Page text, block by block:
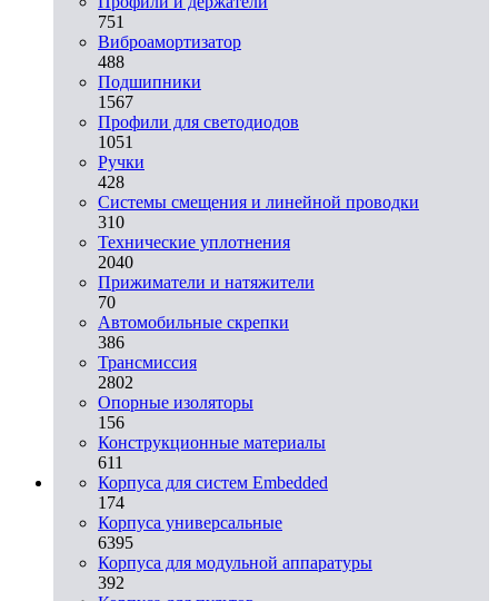
751
Виброамортизатор
488
Подшипники
1567
Профили для светодиодов
1051
Ручки
428
Системы смещения и линейной проводки
310
Технические уплотнения
2040
Прижиматели и натяжители
70
Автомобильные скрепки
386
Трансмиссия
2802
Опорные изоляторы
156
Конструкционные материалы
611
Корпуса для систем Embedded
174
Корпуса универсальные
6395
Корпуса для модульной аппаратуры
392